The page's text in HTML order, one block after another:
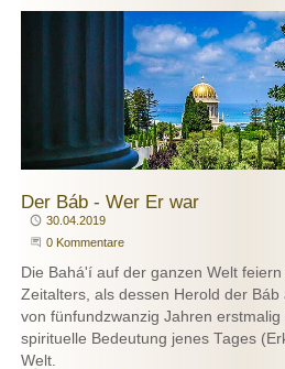
Der Báb - Wer Er war
Publiziert
30.04.2019
Beginne eine Unterhaltung
0 Kommentare
Die Bahá'í auf der ganzen Welt
Zeitalters, als dessen Herold der
von fünfundzwanzig Jahren
spirituelle Bedeutung jenes Tages
Welt.